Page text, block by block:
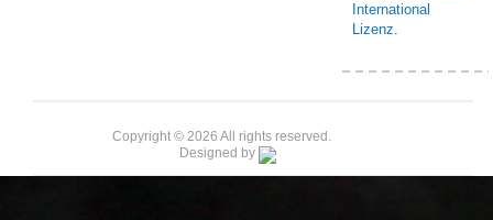
International
Lizenz.
Copyright © 2026 All rights reserved.
Designed by